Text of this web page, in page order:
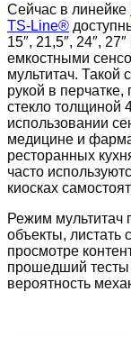
Сейчас в линейке
TS-Line®
15″, 21,5″, 24″,
емкостными
мультитач. Такой
рукой в
стекло толщиной
использовании
медицине и
ресторанных
часто
киосках
Режим мультитач
объекты, листать
просмотре
прошедший тесты
вероятность